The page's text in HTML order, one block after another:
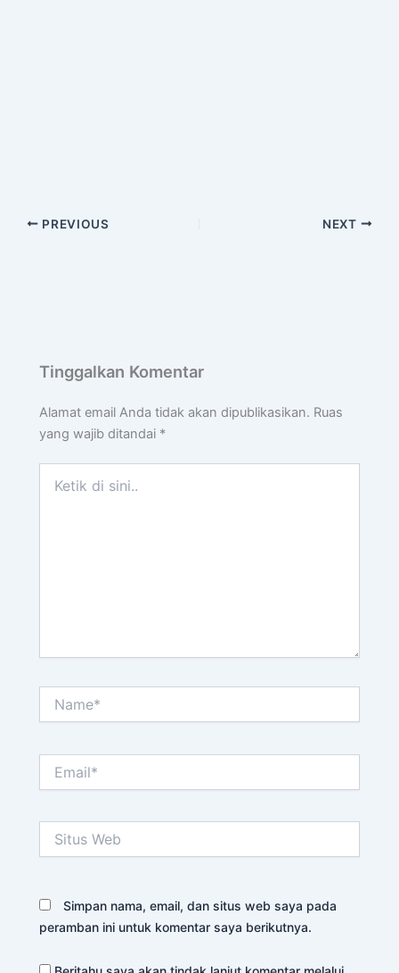
PREVIOUS NEXT
Tinggalkan Komentar
Alamat email Anda tidak akan dipublikasikan. Ruas
yang wajib ditandai *
Web
Simpan nama, email, dan situs web saya pada
peramban ini untuk komentar saya berikutnya.